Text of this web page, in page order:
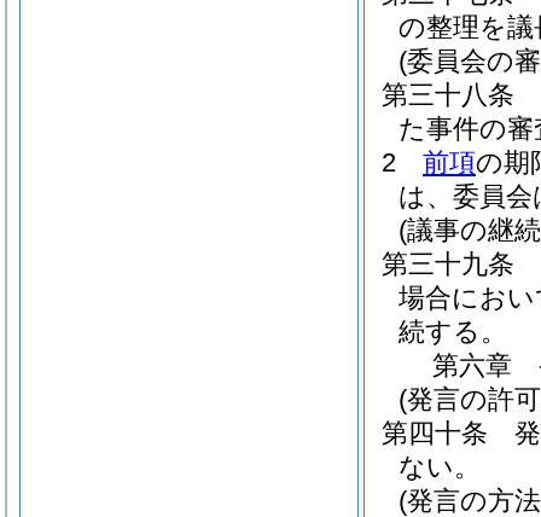
の整理を
(委員会の
第三十八条
た事件の
2
前項の期
は、委員
(議事の継
第三十九条
場合にお
続する。
第六章
(発言の許
第四十条
ない。
(発言の方